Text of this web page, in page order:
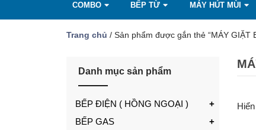
COMBO BẾP TỪ MÁY HÚT MÙI
Trang chủ / Sản phẩm được gắn thẻ “MÁY GIẶT
Danh mục sản phẩm
BẾP ĐIỆN ( HỒNG NGOẠI )
BẾP GAS